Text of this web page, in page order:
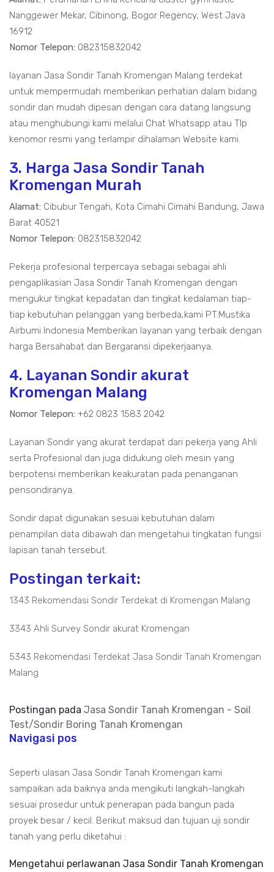
Nanggewer Mekar, Cibinong, Bogor Regency, West Java
16912
Nomor Telepon: 082315832042
layanan Jasa Sondir Tanah Kromengan Malang terdekat
untuk mempermudah memberikan perhatian dalam bidang
sondir dan mudah dipesan dengan cara datang langsung
atau menghubungi kami melalui Chat Whatsapp atau Tlp
kenomor resmi yang terlampir dihalaman Website kami.
3. Harga Jasa Sondir Tanah
Kromengan Murah
Alamat: Cibubur Tengah, Kota Cimahi Cimahi Bandung, Jawa
Barat 40521
Nomor Telepon: 082315832042
Pekerja profesional terpercaya sebagai sebagai ahli
pengaplikasian Jasa Sondir Tanah Kromengan dengan
mengukur tingkat kepadatan dan tingkat kedalaman tiap-
tiap kebutuhan pelanggan yang berbeda,kami PT.Mustika
Airbumi Indonesia Memberikan layanan yang terbaik dengan
harga Bersahabat dan Bergaransi dipekerjaanya.
4. Layanan Sondir akurat
Kromengan Malang
Nomor Telepon: +62 0823 1583 2042
Layanan Sondir yang akurat terdapat dari pekerja yang Ahli
serta Profesional dan juga didukung oleh mesin yang
berpotensi memberikan keakuratan pada penanganan
pensondiranya.
Sondir dapat digunakan sesuai kebutuhan dalam
penampilan data dibawah dan mengetahui tingkatan fungsi
lapisan tanah tersebut.
Postingan terkait:
1343 Rekomendasi Sondir Terdekat di Kromengan Malang
3343 Ahli Survey Sondir akurat Kromengan
5343 Rekomendasi Terdekat Jasa Sondir Tanah Kromengan
Malang
Postingan pada Jasa Sondir Tanah Kromengan - Soil
Test/Sondir Boring Tanah Kromengan
Navigasi pos
Seperti ulasan Jasa Sondir Tanah Kromengan kami
sampaikan ada baiknya anda mengikuti langkah-langkah
sesuai prosedur untuk penerapan pada bangun pada
proyek besar / kecil. Berikut maksud dan tujuan uji sondir
tanah yang perlu diketahui :
Mengetahui perlawanan Jasa Sondir Tanah Kromengan